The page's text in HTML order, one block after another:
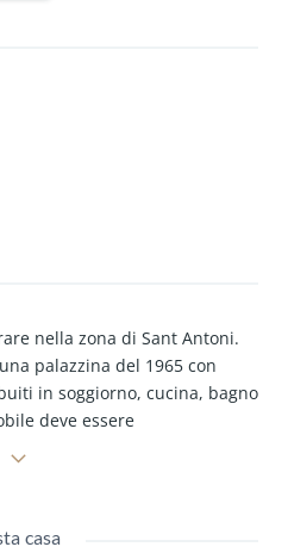
nella zona di Sant Antoni.
palazzina del 1965 con
in soggiorno, cucina, bagno
deve essere
ed ha la possibilità di
sulla strada.
casa